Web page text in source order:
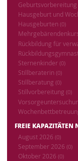
Hausgeburt und
Hausgeburten (0)
Rückbildung für
Sternenkinder (0)
Stillberaterin (0)
Stillberatung (0)
Stillvorbereitung (0)
FREIE
August 2026 (0)
September 2026 (0)
Oktober 2026 (0)